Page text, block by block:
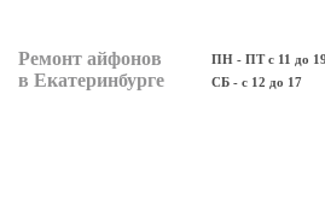
Ремонт айфонов
в Екатеринбурге
ПН - ПТ с 11 до
СБ - с 12 до 17